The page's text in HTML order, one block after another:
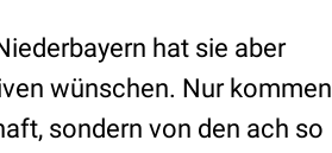
hat sie aber
wünschen. Nur kommen
sondern von den ach so